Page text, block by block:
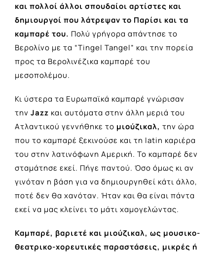
και πολλοί άλλοι σπουδαίοι αρτίστες και
δημιουργοί που λάτρεψαν το Παρίσι και τα
καμπαρέ του. Πολύ γρήγορα απάντησε το
Βερολίνο με τα “Τingel Tangel” και την πορεία
προς τα Βερολινέζικα καμπαρέ του
μεσοπολέμου.
Κι ύστερα τα Ευρωπαϊκά καμπαρέ γνώρισαν
την Jazz και αυτόματα στην άλλη μεριά του
Ατλαντικού γεννήθηκε το μιούζικαλ, την ώρα
που το καμπαρέ ξεκινούσε και τη latin καριέρα
του στην λατινόφωνη Αμερική. Το καμπαρέ δεν
σταμάτησε εκεί. Πήγε παντού. Όσο όμως κι αν
γινόταν η βάση για να δημιουργηθεί κάτι άλλο,
ποτέ δεν θα χανόταν. Ήταν και θα είναι πάντα
εκεί να μας κλείνει το μάτι χαμογελώντας.
Καμπαρέ, βαριετέ και μιούζικαλ, ως μουσικο-
θεατρικο-χορευτικές παραστάσεις, μικρές ή